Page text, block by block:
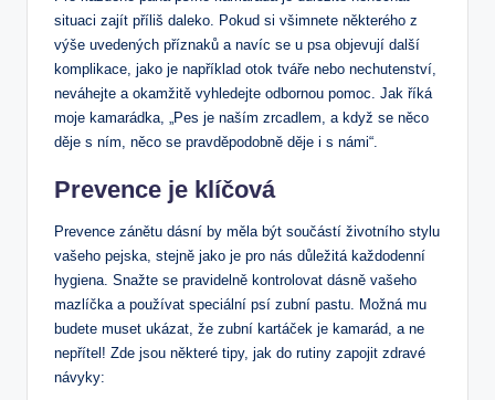
situaci zajít příliš daleko. Pokud si všimnete některého z
výše uvedených příznaků a navíc se u psa objevují další
komplikace, jako je například otok tváře nebo nechutenství,
neváhejte a okamžitě vyhledejte odbornou pomoc. Jak říká
moje kamarádka, „Pes je naším zrcadlem, a když se něco
děje s ním, něco se pravděpodobně děje i s námi“.
Prevence je klíčová
Prevence zánětu dásní by měla být součástí životního stylu
vašeho pejska, stejně jako je pro nás důležitá každodenní
hygiena. Snažte se pravidelně kontrolovat dásně vašeho
mazlíčka a používat speciální psí zubní pastu. Možná mu
budete muset ukázat, že zubní kartáček je kamarád, a ne
nepřítel! Zde jsou některé tipy, jak do rutiny zapojit zdravé
návyky: